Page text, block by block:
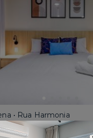
• Rua Harmonia
30m² • Studio